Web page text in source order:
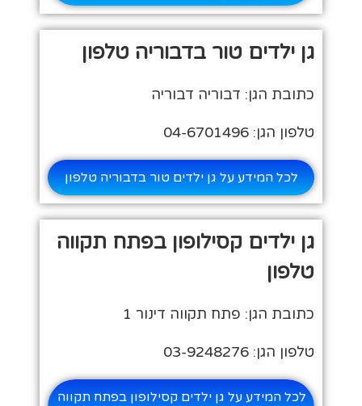
גן ילדים טור בדבוריה טלפון
כתובת הגן: דבוריה דבוריה
טלפון הגן: 04-6701496
לכל המידע על גן ילדים טור בדבוריה טלפון
גן ילדים קסילופון בפתח תקווה
טלפון
כתובת הגן: פתח תקווה דינור 1
טלפון הגן: 03-9248276
לכל המידע על גן ילדים קסילופון בפתח תקווה